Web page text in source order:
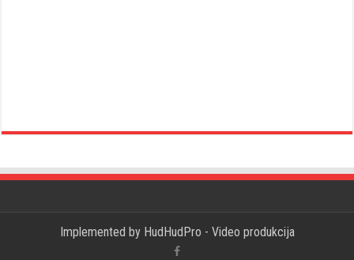
Implemented by HudHudPro - Video produkcija